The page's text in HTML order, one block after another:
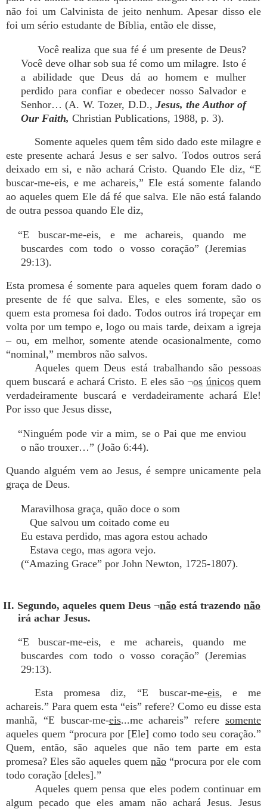
não foi um Calvinista de jeito nenhum. Apesar disso ele
foi um sério estudante de Bíblia, então ele disse,
Você realiza que sua fé é um presente de Deus?
Você deve olhar sob sua fé como um milagre. Isto é
a abilidade que Deus dá ao homem e mulher
perdido para confiar e obedecer nosso Salvador e
Senhor… (A. W. Tozer, D.D., Jesus, the Author of
Our Faith, Christian Publications, 1988, p. 3).
Somente aqueles quem têm sido dado este milagre e
este presente achará Jesus e ser salvo. Todos outros será
deixado em si, e não achará Cristo. Quando Ele diz, “E
buscar-me-eis, e me achareis,” Ele está somente falando
ao aqueles quem Ele dá fé que salva. Ele não está falando
de outra pessoa quando Ele diz,
“E buscar-me-eis, e me achareis, quando me
buscardes com todo o vosso coração” (Jeremias
29:13).
Esta promesa é somente para aqueles quem foram dado o
presente de fé que salva. Eles, e eles somente, são os
quem esta promesa foi dado. Todos outros irá tropeçar em
volta por um tempo e, logo ou mais tarde, deixam a igreja
– ou, em melhor, somente atende ocasionalmente, como
“nominal,” membros não salvos.
Aqueles quem Deus está trabalhando são pessoas
quem buscará e achará Cristo. E eles são ¬os únicosquem
verdadeiramente buscará e verdadeiramente achará Ele!
Por isso que Jesus disse,
“Ninguém pode vir a mim, se o Pai que me enviou
o não trouxer…” (João 6:44).
Quando alguém vem ao Jesus, é sempre unicamente pela
graça de Deus.
Maravilhosa graça, quão doce o som
Que salvou um coitado come eu
Eu estava perdido, mas agora estou achado
Estava cego, mas agora vejo.
(“Amazing Grace” por John Newton, 1725-1807).
II. Segundo, aqueles quem Deus ¬não está trazendo não
irá achar Jesus.
“E buscar-me-eis, e me achareis, quando me
buscardes com todo o vosso coração” (Jeremias
29:13).
Esta promesa diz, “E buscar-me-eis, e me
achareis.” Para quem esta “eis” refere? Como eu disse esta
manhã, “E buscar-me-eis...me achareis” referesomente
aqueles quem “procura por [Ele] como todo seu coração.”
Quem, então, são aqueles que não tem parte em esta
promesa? Eles são aqueles quem não “procura por ele com
todo coração [deles].”
Aqueles quem pensa que eles podem continuar em
algum pecado que eles amam não achará Jesus. Jesus